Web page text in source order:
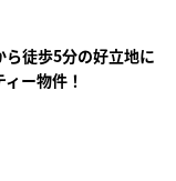
ら徒歩5分の好立地に
ー物件！